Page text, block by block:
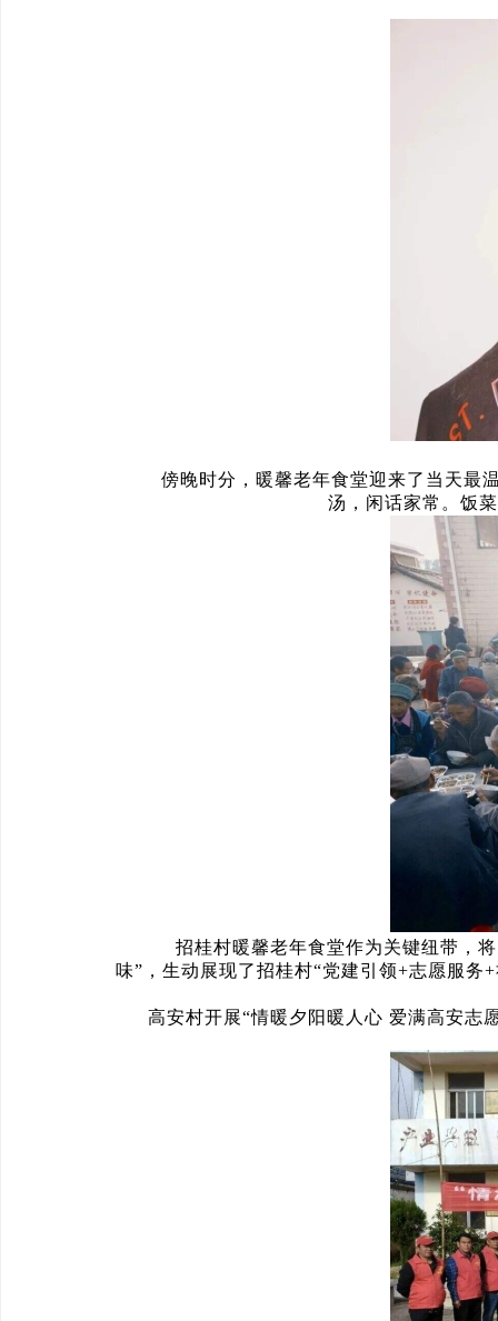
傍晚时分，暖馨老年食堂迎来了当天最温
汤，闲话家常。饭
招桂村暖馨老年食堂作为关键纽带，将
味”，生动展现了招桂村“党建引领+志愿服务
高安村开展“情暖夕阳暖人心 爱满高安志